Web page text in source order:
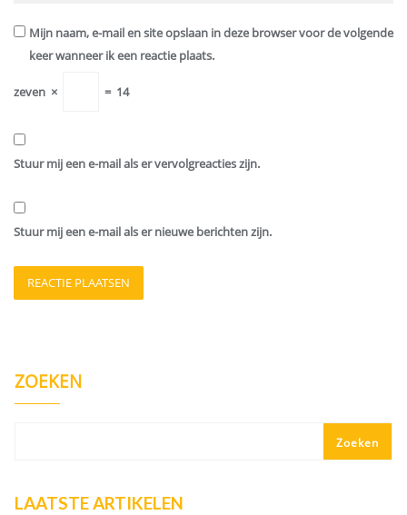
Mijn naam, e-mail en site opslaan in deze browser voor de volgende
keer wanneer ik een reactie plaats.
zeven × = 14
Stuur mij een e-mail als er vervolgreacties zijn.
Stuur mij een e-mail als er nieuwe berichten zijn.
ZOEKEN
Zoeken
LAATSTE ARTIKELEN